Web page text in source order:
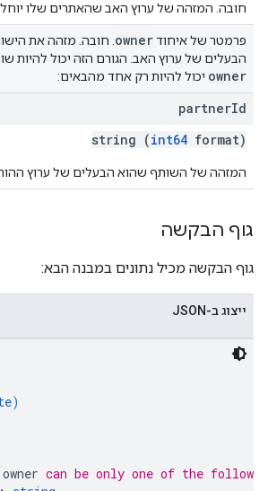
חובה. המזהה של ערוץ האב שהאתרים שלו
פרמטר של איחודowner
הבעלים של ערוץ האב. הגורם הזה יכול להיות
owner יכול להיות רק אחד מהבאים:
partnerId
string (int64 format)
המזהה של השותף שהוא הבעלים של ערוץ
גוף הבקשה
גוף הבקשה מכיל נתונים במבנה הבא:
ייצוג ב-JSON
)
owner can be only one of the